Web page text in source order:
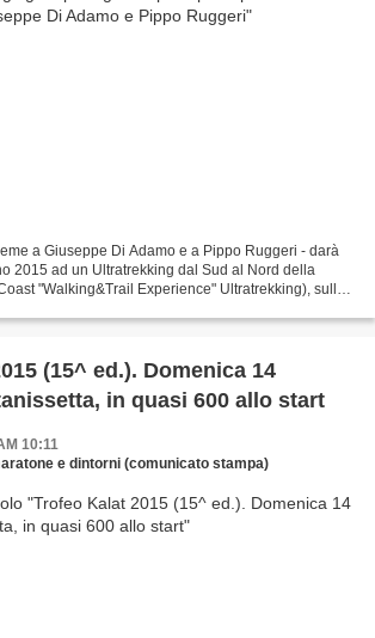
a Giuseppe Di Adamo e a Pippo Ruggeri - darà
2015 ad un Ultratrekking dal Sud al Nord della
"Walking&Trail Experience" Ultratrekking), sulle
(15^ ed.). Domenica 14
in quasi 600 allo start
10:11
e dintorni (comunicato stampa)